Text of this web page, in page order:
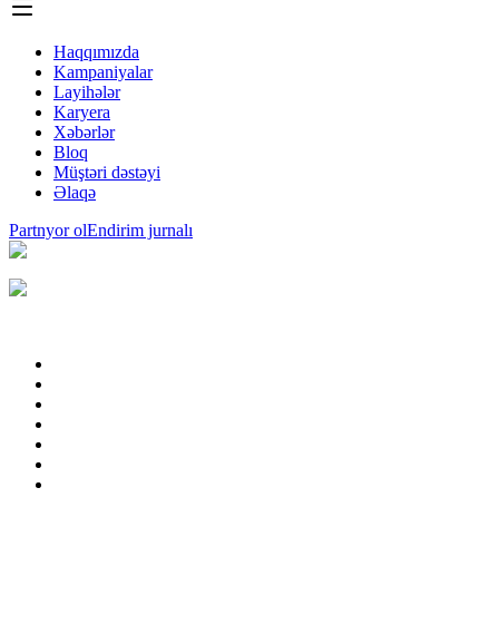
Haqqımızda
Kampaniyalar
Layihələr
Karyera
Xəbərlər
Bloq
Müştəri dəstəyi
Əlaqə
Partnyor olEndirim jurnalı